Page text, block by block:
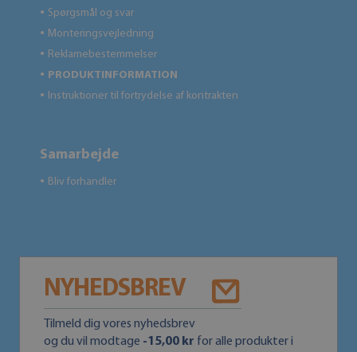
● Spørgsmål og svar
● Monteringsvejledning
● Reklamebestemmelser
● PRODUKTINFORMATION
● Instruktioner til fortrydelse af kontrakten
Samarbejde
● Bliv forhandler
NYHEDSBREV
Tilmeld dig vores nyhedsbrev
og du vil modtage -15,00 kr for alle produkter i